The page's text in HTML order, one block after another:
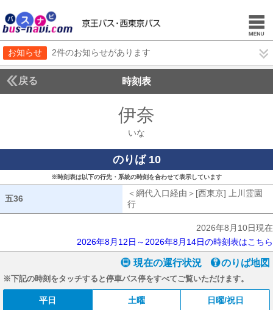
お知らせ 2件のお知らせがあります
戻る 時刻表
伊奈
いな
のりば 10
※時刻表は以下の行先・系統の時刻を合わせて表示しています
五36
＜網代入口経由＞[西東京] 上川霊園
行
2026年8月10日現在
2026年8月12日～2026年8月14日の時刻表はこちら
現在の運行状況 のりば地図
※下記の時刻をタッチすると停車バス停をすべてご覧いただけます。
平日 土曜 日曜/祝日